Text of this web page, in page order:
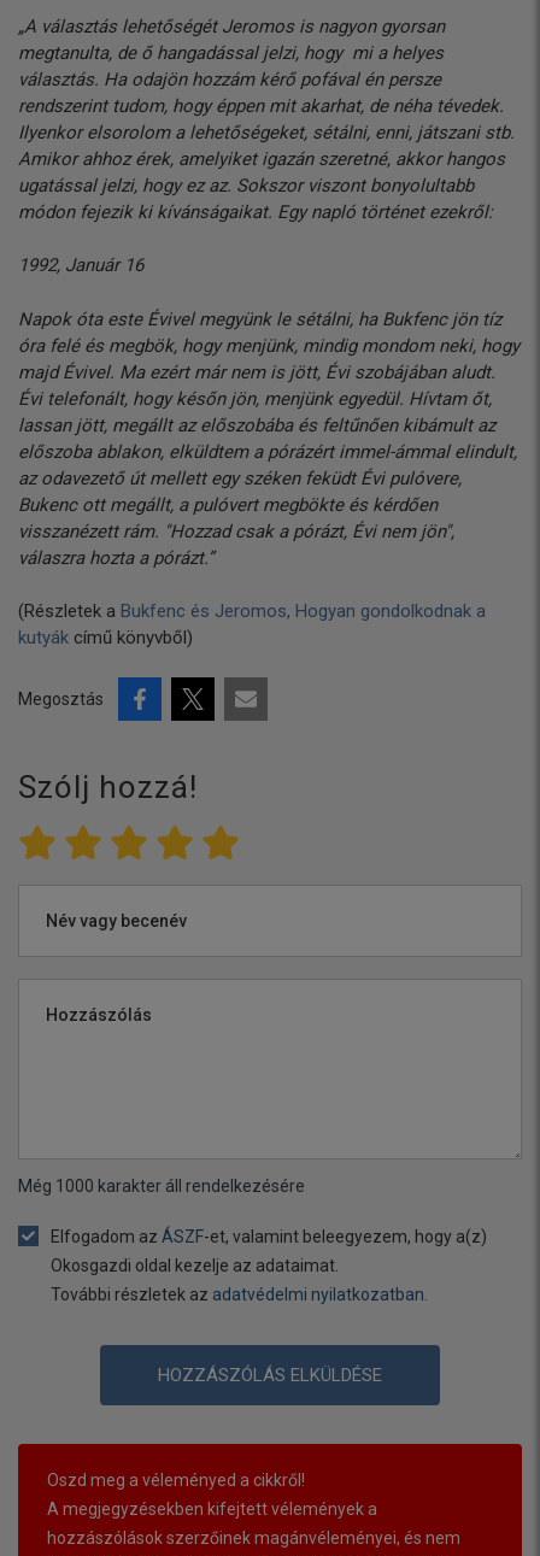
„A választás lehetőségét Jeromos is nagyon gyorsan
megtanulta, de ő hangadással jelzi, hogy mi a helyes
választás. Ha odajön hozzám kérő pofával én persze
rendszerint tudom, hogy éppen mit akarhat, de néha tévedek.
Ilyenkor elsorolom a lehetőségeket, sétálni, enni, játszani stb.
Amikor ahhoz érek, amelyiket igazán szeretné, akkor hangos
ugatással jelzi, hogy ez az. Sokszor viszont bonyolultabb
módon fejezik ki kívánságaikat. Egy napló történet ezekről:
1992, Január 16
Napok óta este Évivel megyünk le sétálni, ha Bukfenc jön tíz
óra felé és megbök, hogy menjünk, mindig mondom neki, hogy
majd Évivel. Ma ezért már nem is jött, Évi szobájában aludt.
Évi telefonált, hogy későn jön, menjünk egyedül. Hívtam őt,
lassan jött, megállt az előszobába és feltűnően kibámult az
előszoba ablakon, elküldtem a pórázért immel-ámmal elindult,
az odavezető út mellett egy széken feküdt Évi pulóvere,
Bukenc ott megállt, a pulóvert megbökte és kérdően
visszanézett rám. "Hozzad csak a pórázt, Évi nem jön",
válaszra hozta a pórázt.”
(Részletek a Bukfenc és Jeromos, Hogyan gondolkodnak a
kutyák című könyvből)
Megosztás
Szólj hozzá!
Név vagy becenév
Hozzászólás
Még 1000 karakter áll rendelkezésére
Elfogadom az ÁSZF-et, valamint beleegyezem, hogy a(z)
Okosgazdi oldal kezelje az adataimat.
További részletek az adatvédelmi nyilatkozatban
HOZZÁSZÓLÁS ELKÜLDÉSE
Oszd meg a véleményed a cikkről!
A megjegyzésekben kifejtett vélemények a
hozzászólások szerzőinek magánvéleményei, és nem